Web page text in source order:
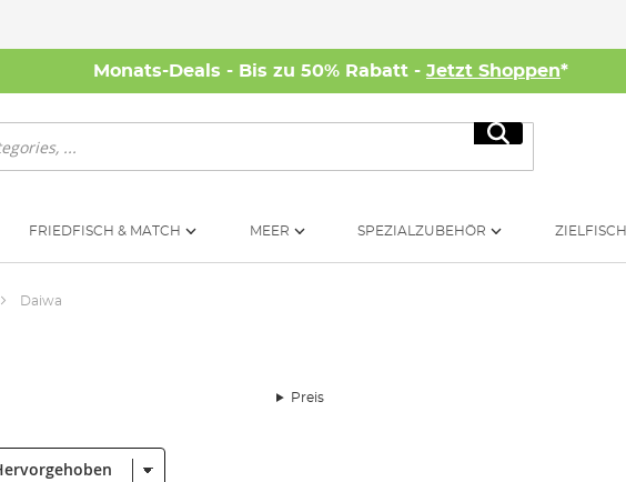
Monats-Deals - Bis zu 50% Rabatt - Jetzt Shoppen*
Suche
FRIEDFISCH & MATCH MEER SPEZIALZUBEHÖR ZIELFISCH
Daiwa
Preis